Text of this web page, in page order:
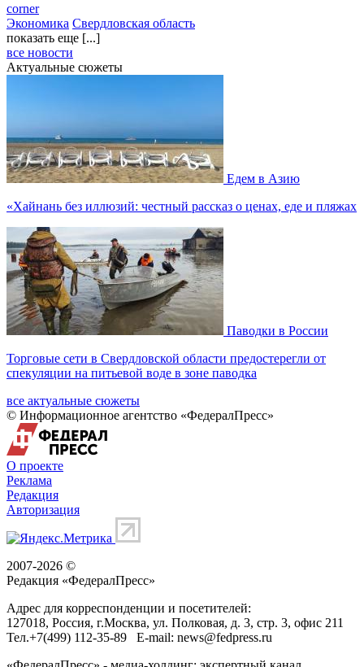
corner
Экономика Свердловская область
показать еще [...]
все новости
Актуальные сюжеты
Едем в Азию
«Хайнань без иллюзий: честный рассказ о ценах, еде и пляжах
Паводки в России
Торговые сети в Свердловской области предостерегли от
спекуляции на питьевой воде в зоне паводка
все актуальные сюжеты
© Информационное агентство «ФедералПресс»
О проекте
Реклама
Редакция
Авторизация
2007-2026 ©
Редакция «ФедералПресс»
Адрес для корреспонденции и посетителей:
127018, Россия, г.Москва, ул. Полковая, д. 3, стр. 3, офис 211
Тел.+7(499) 112-35-89 E-mail: news@fedpress.ru